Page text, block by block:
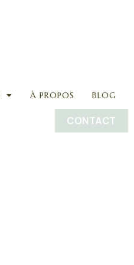
À PROPOS BLOG
CONTACT